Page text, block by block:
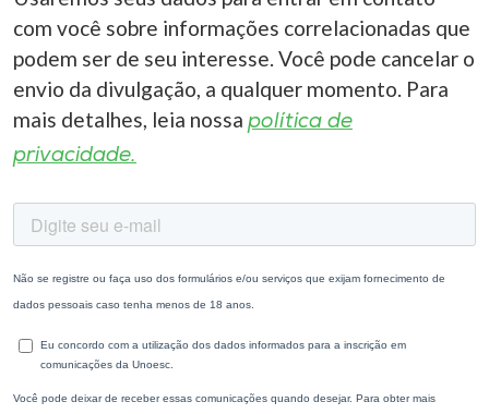
com você sobre informações correlacionadas que
podem ser de seu interesse. Você pode cancelar o
envio da divulgação, a qualquer momento. Para
mais detalhes, leia nossa política de
privacidade.